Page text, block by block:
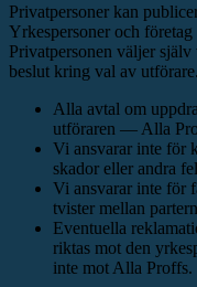
Privatpersoner kan
Yrkespersoner och
Privatpersonen väljer
beslut kring val av utförare.
Alla avtal om
utföraren — Alla
Vi ansvarar inte för
skador eller andra
Vi ansvarar inte för
tvister mellan
Eventuella
riktas mot den
inte mot Alla Proffs.